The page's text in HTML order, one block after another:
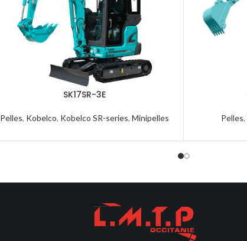
SK17SR-3E
Pelles, Kobelco, Kobelco SR-series, Minipelles Pelles,